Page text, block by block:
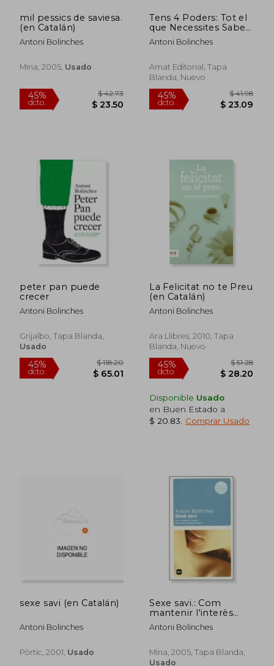
45%
dcto.
$ 29.79 45%
dcto.
45%
dcto.
mil pessics de saviesa.
(en Catalán)
Antoni Bolinches
Mina, 2005, Usado
Tens 4 Poders: Tot el
que Necessites Saber
per Millorar les Teves
Capacitats Personals
Antoni Bolinches
Amat Editorial, Tapa
Blanda, Nuevo
peter pan puede
crecer
Antoni Bolinches
Grijalbo, Tapa Blanda,
Usado
La Felicitat no te Preu
(en Catalán)
Antoni Bolinches
Ara Llibres, 2010, Tapa
Blanda, Nuevo
Disponible Usado
en Buen Estado a
$ 20.83
Comprar Usado
sexe savi (en Catalán)
Antoni Bolinches
Pòrtic, 2001, Usado
Sexe savi.: Com
mantenir l'interès
sexual en la parella
estable (MINA VIURE)
Antoni Bolinches
Mina, 2005, Tapa Blanda,
Usado